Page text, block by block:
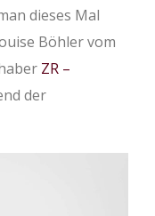
dieses Mal
Böhler vom
ZR –
der